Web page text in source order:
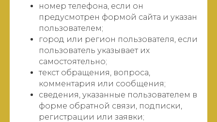
номер телефона, если он
предусмотрен формой сайта и указан
пользователем;
город или регион пользователя, если
пользователь указывает их
самостоятельно;
текст обращения, вопроса,
комментария или сообщения;
сведения, указанные пользователем в
форме обратной связи, подписки,
регистрации или заявки;